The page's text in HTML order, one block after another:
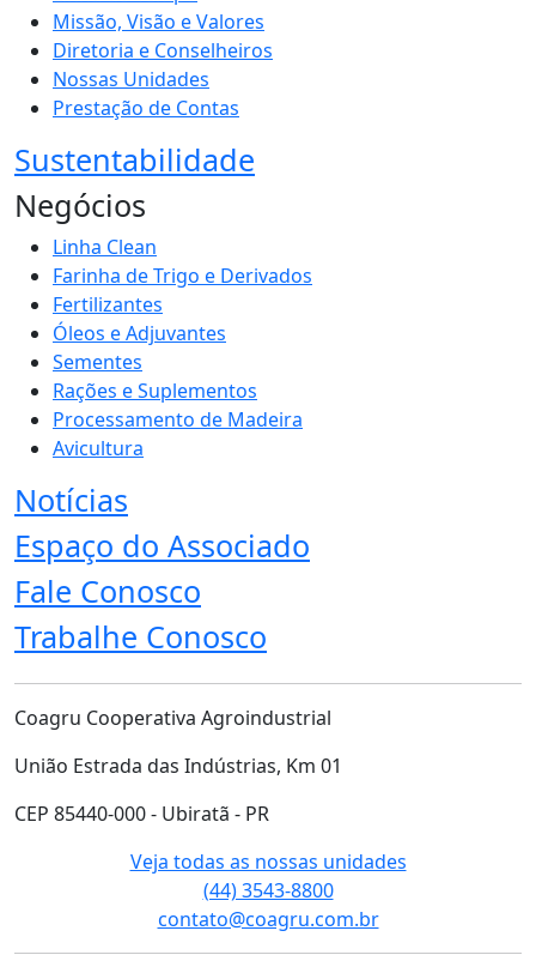
Missão, Visão e Valores
Diretoria e Conselheiros
Nossas Unidades
Prestação de Contas
Sustentabilidade
Negócios
Linha Clean
Farinha de Trigo e Derivados
Fertilizantes
Óleos e Adjuvantes
Sementes
Rações e Suplementos
Processamento de Madeira
Avicultura
Notícias
Espaço do Associado
Fale Conosco
Trabalhe Conosco
Coagru Cooperativa Agroindustrial
União Estrada das Indústrias, Km 01
CEP 85440-000 - Ubiratã - PR
Veja todas as nossas unidades
(44) 3543-8800
contato@coagru.com.br